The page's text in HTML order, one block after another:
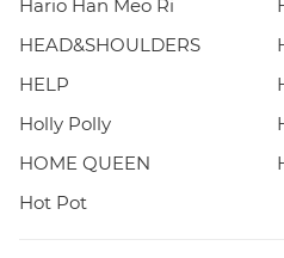
Hario Han Meo Ri
HEAD&SHOULDERS
HELP
Holly Polly
HOME QUEEN
Hot Pot